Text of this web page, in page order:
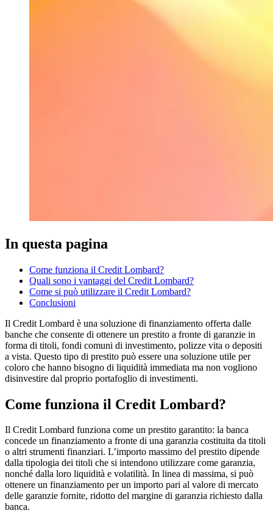
In questa pagina
Come funziona il Credit Lombard?
Quali sono i vantaggi del Credit Lombard?
Come si può utilizzare il Credit Lombard?
Conclusioni
Il Credit Lombard è una soluzione di finanziamento offerta dalle
banche che consente di ottenere un prestito a fronte di garanzie in
forma di titoli, fondi comuni di investimento, polizze vita o depositi
a vista. Questo tipo di prestito può essere una soluzione utile per
coloro che hanno bisogno di liquidità immediata ma non vogliono
disinvestire dal proprio portafoglio di investimenti.
Come funziona il Credit Lombard?
Il Credit Lombard funziona come un prestito garantito: la banca
concede un finanziamento a fronte di una garanzia costituita da titoli
o altri strumenti finanziari. L’importo massimo del prestito dipende
dalla tipologia dei titoli che si intendono utilizzare come garanzia,
nonché dalla loro liquidità e volatilità. In linea di massima, si può
ottenere un finanziamento per un importo pari al valore di mercato
delle garanzie fornite, ridotto del margine di garanzia richiesto dalla
banca.